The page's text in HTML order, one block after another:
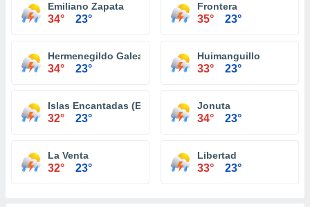
Emiliano Zapata
34° 23°
Frontera
35° 23°
Hermenegildo Galeana 2a. Sección
34° 23°
Huimanguillo
33° 23°
Islas Encantadas (El Zapote y Reyes Heroles)
32° 23°
Jonuta
34° 23°
La Venta
32° 23°
Libertad
33° 23°